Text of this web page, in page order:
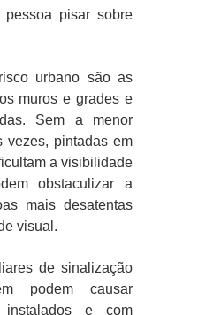
pisar sobre
urbano são as
muros e grades e
Sem a menor
vezes, pintadas em
a visibilidade
obstaculizar a
mais desatentas
visual.
de sinalização
podem causar
e com